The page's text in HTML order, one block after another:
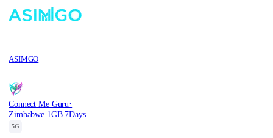
ASIMGO
Connect Me Guru·
Zimbabwe 1GB 7Days
5G